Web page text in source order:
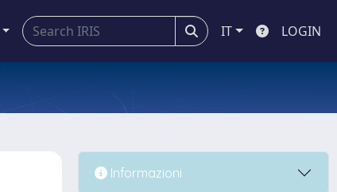
IT LOGIN
Informazioni